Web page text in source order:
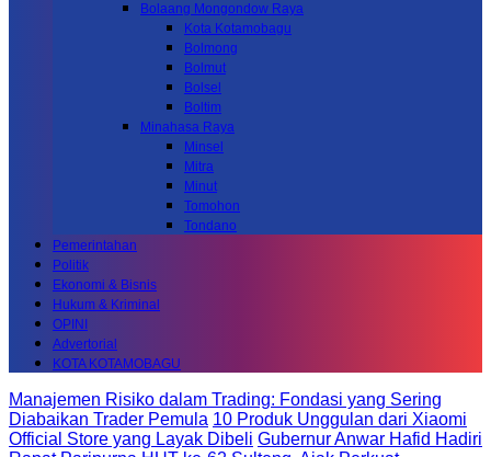
Bolaang Mongondow Raya
Kota Kotamobagu
Bolmong
Bolmut
Bolsel
Boltim
Minahasa Raya
Minsel
Mitra
Minut
Tomohon
Tondano
Pemerintahan
Politik
Ekonomi & Bisnis
Hukum & Kriminal
OPINI
Advertorial
KOTA KOTAMOBAGU
Manajemen Risiko dalam Trading: Fondasi yang Sering
Diabaikan Trader Pemula 10 Produk Unggulan dari Xiaomi
Official Store yang Layak Dibeli Gubernur Anwar Hafid Hadiri